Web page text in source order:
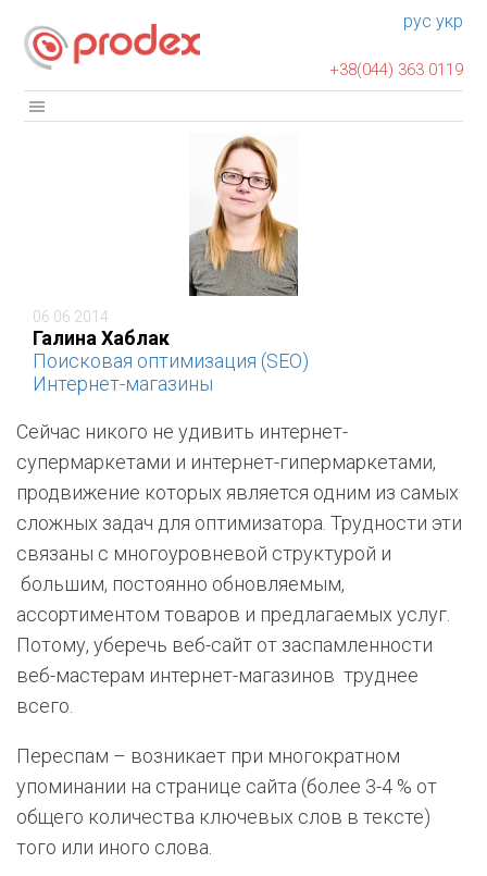
рус укр
+38(044) 363 0119
06 06 2014
Галина Хаблак
Поисковая оптимизация (SEO)
Интернет-магазины
Сейчас никого не удивить интернет-
супермаркетами и интернет-гипермаркетами,
продвижение которых является одним из самых
сложных задач для оптимизатора. Трудности эти
связаны с многоуровневой структурой и
большим, постоянно обновляемым,
ассортиментом товаров и предлагаемых услуг.
Потому, уберечь веб-сайт от заспамленности
веб-мастерам интернет-магазинов труднее
всего.
Переспам – возникает при многократном
упоминании на странице сайта (более 3-4 % от
общего количества ключевых слов в тексте)
того или иного слова.